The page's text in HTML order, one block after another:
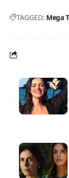
TAGGED: Mega